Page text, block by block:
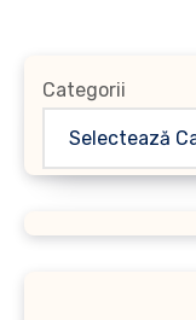
Categorii